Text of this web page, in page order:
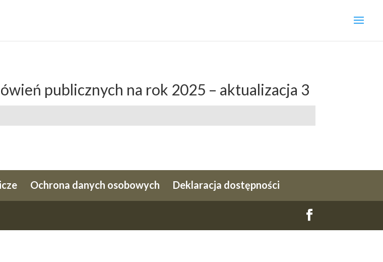
publicznych na rok 2025 – aktualizacja 3
Ochrona danych osobowych Deklaracja dostępności